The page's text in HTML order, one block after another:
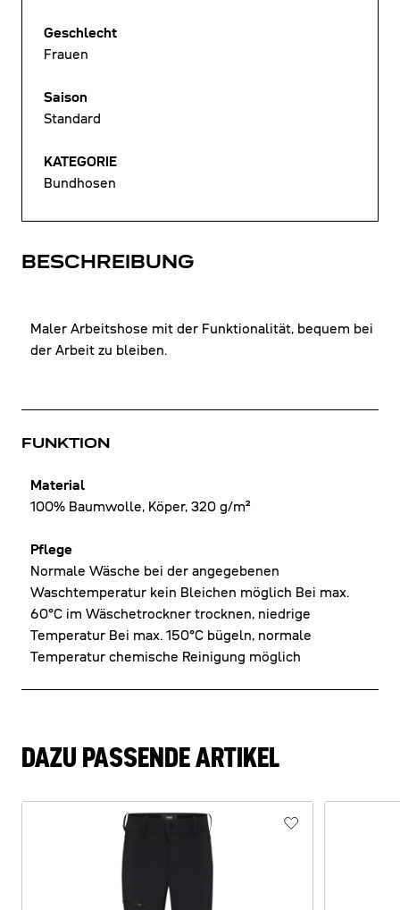
BESCHREIBUNG
Maler Arbeitshose mit der Funktionalität, bequem bei
der Arbeit zu bleiben.
FUNKTION
Material
100% Baumwolle, Köper, 320 g/m²
Pflege
Normale Wäsche bei der angegebenen
Waschtemperatur kein Bleichen möglich Bei max.
60°C im Wäschetrockner trocknen, niedrige
Temperatur Bei max. 150°C bügeln, normale
Temperatur chemische Reinigung möglich
Geschlecht
Frauen
Saison
Standard
KATEGORIE
Bundhosen
DAZU PASSENDE ARTIKEL